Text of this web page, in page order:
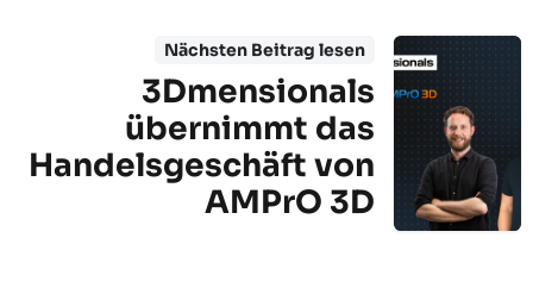
Nächsten Beitrag lesen
3Dmensionals
übernimmt das
Handelsgeschäft von
AMPrO 3D